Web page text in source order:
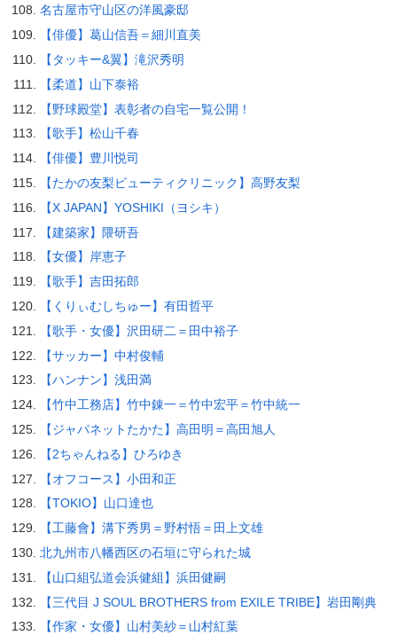
名古屋市守山区の洋風豪邸
【俳優】葛山信吾＝細川直美
【タッキー&翼】滝沢秀明
【柔道】山下泰裕
【野球殿堂】表彰者の自宅一覧公開！
【歌手】松山千春
【俳優】豊川悦司
【たかの友梨ビューティクリニック】高野友梨
【X JAPAN】YOSHIKI（ヨシキ）
【建築家】隈研吾
【女優】岸恵子
【歌手】吉田拓郎
【くりぃむしちゅー】有田哲平
【歌手・女優】沢田研二＝田中裕子
【サッカー】中村俊輔
【ハンナン】浅田満
【竹中工務店】竹中錬一＝竹中宏平＝竹中統一
【ジャパネットたかた】高田明＝高田旭人
【2ちゃんねる】ひろゆき
【オフコース】小田和正
【TOKIO】山口達也
【工藤會】溝下秀男＝野村悟＝田上文雄
北九州市八幡西区の石垣に守られた城
【山口組弘道会浜健組】浜田健嗣
【三代目 J SOUL BROTHERS from EXILE TRIBE】岩田剛典
【作家・女優】山村美紗＝山村紅葉